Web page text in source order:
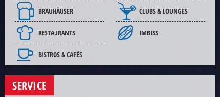
BRAUHÄUSER
RESTAURANTS
BISTROS & CAFÉS
CLUBS & LOUNGES
IMBISS
SERVICE